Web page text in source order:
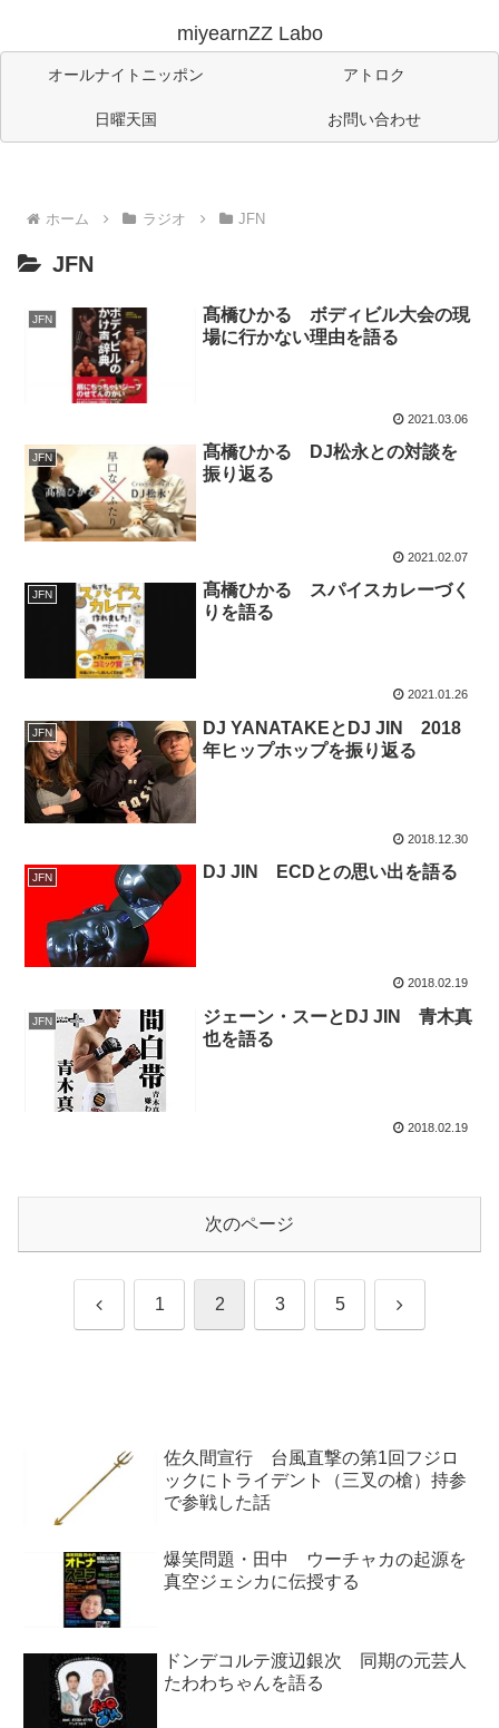
miyearnZZ Labo
オールナイトニッポン アトロク
日曜天国 お問い合わせ
ホーム ラジオ JFN
JFN
JFN
髙橋ひかる ボディビル大会の現
場に行かない理由を語る
2021.03.06
JFN
髙橋ひかる DJ松永との対談を
振り返る
2021.02.07
JFN
髙橋ひかる スパイスカレーづく
りを語る
2021.01.26
JFN
DJ YANATAKEとDJ JIN 2018
年ヒップホップを振り返る
2018.12.30
JFN DJ JIN ECDとの思い出を語る
2018.02.19
JFN
ジェーン・スーとDJ JIN 青木真
也を語る
2018.02.19
次のページ
前 1 2 3 5 次
佐久間宣行 台風直撃の第1回フジロ
ックにトライデント（三叉の槍）持参
で参戦した話
爆笑問題・田中 ウーチャカの起源を
真空ジェシカに伝授する
ドンデコルテ渡辺銀次 同期の元芸人
たわわちゃんを語る